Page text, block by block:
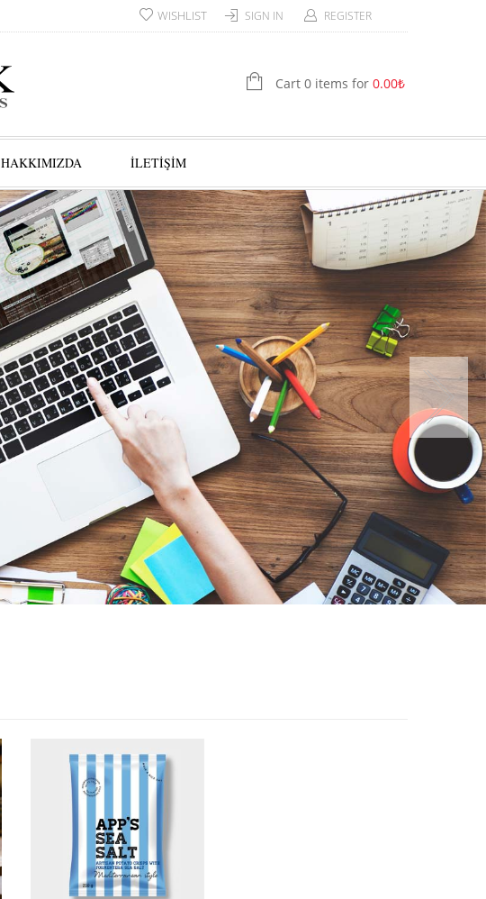
SIGN IN REGISTER
WISHLIST
Cart 0 items for 0.00₺
HAKKIMIZDA İLETİŞİM